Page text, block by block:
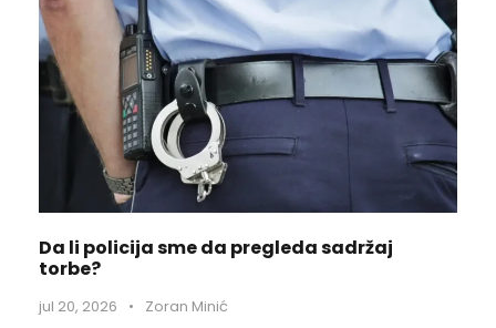
Da li policija sme da pregleda sadržaj
torbe?
jul 20, 2026 • Zoran Minić